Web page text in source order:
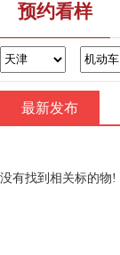
预约看样
最新发布
没有找到相关标的物!